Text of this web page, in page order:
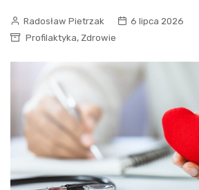
Radosław Pietrzak
6 lipca 2026
Profilaktyka, Zdrowie